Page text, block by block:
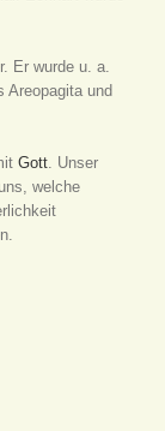
Er wurde u. a.
Areopagita und
Gott . Unser
welche